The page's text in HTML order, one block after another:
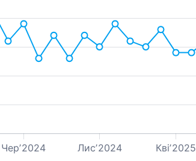
Черʼ2024 Лисʼ2024 Квіʼ2025